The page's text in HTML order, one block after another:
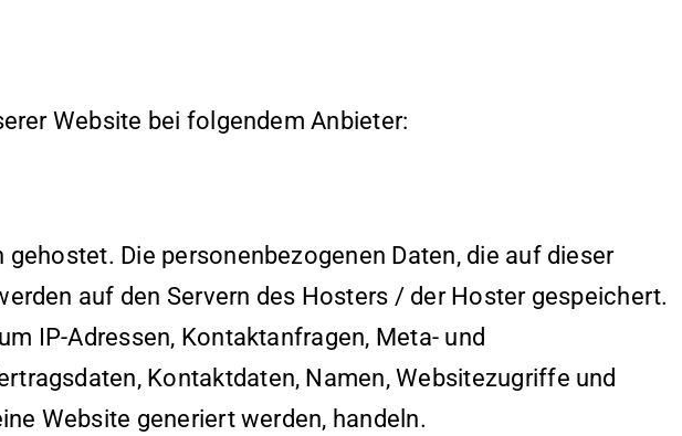
Website bei folgendem Anbieter:
gehostet. Die personenbezogenen Daten, die auf dieser
auf den Servern des Hosters / der Hoster gespeichert.
IP-Adressen, Kontaktanfragen, Meta- und
Kontaktdaten, Namen, Websitezugriffe und
Website generiert werden, handeln.